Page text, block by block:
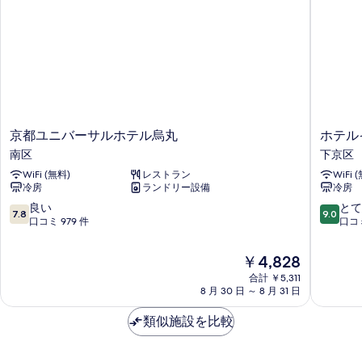
京
都
ユ
ニ
バ
ー
サ
丸
京都ユニバーサルホテル烏丸
南区
WiFi (無料)
レストラン
冷房
ランドリー設備
10
段
口
7.8 良い
口コミ 979 件
現
在
の
￥4,828
合計 ￥5,311
8 月 30 日 ～ 8 月 31 日
ホ
テ
ル
イ
ル
ヴ
ェ
京
ホテ
下京区
WiFi (
冷房
10
段
も
9.0 と
口コ
類似施設を比較